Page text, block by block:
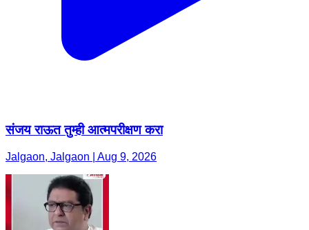
संजय राऊत तुम्ही आत्मपरीक्षण करा
Jalgaon, Jalgaon | Aug 9, 2026